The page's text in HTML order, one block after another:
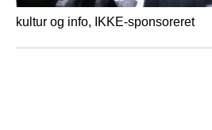
kultur og info, IKKE-sponsoreret